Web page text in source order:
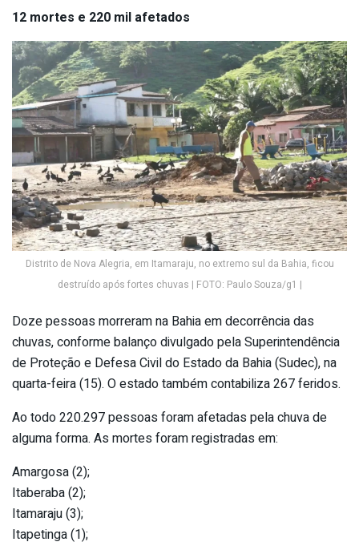
12 mortes e 220 mil afetados
Distrito de Nova Alegria, em Itamaraju, no extremo sul da Bahia, ficou
destruído após fortes chuvas | FOTO: Paulo Souza/g1 |
Doze pessoas morreram na Bahia em decorrência das
chuvas, conforme balanço divulgado pela Superintendência
de Proteção e Defesa Civil do Estado da Bahia (Sudec), na
quarta-feira (15). O estado também contabiliza 267 feridos.
Ao todo 220.297 pessoas foram afetadas pela chuva de
alguma forma. As mortes foram registradas em:
Amargosa (2);
Itaberaba (2);
Itamaraju (3);
Itapetinga (1);